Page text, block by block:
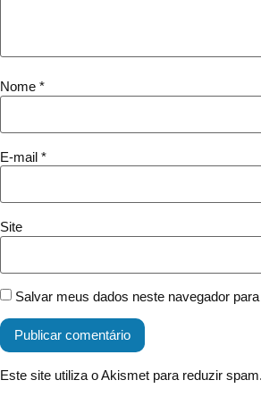
Nome *
E-mail *
Site
Salvar meus dados neste navegador
Este site utiliza o Akismet para reduzir spam.